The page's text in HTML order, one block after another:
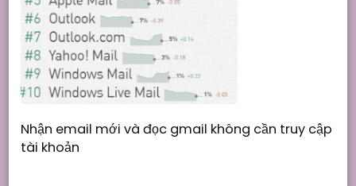
Nhận email mới và đọc gmail không cần truy cập
tài khoản